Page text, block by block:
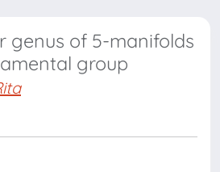
genus of 5-manifolds
group